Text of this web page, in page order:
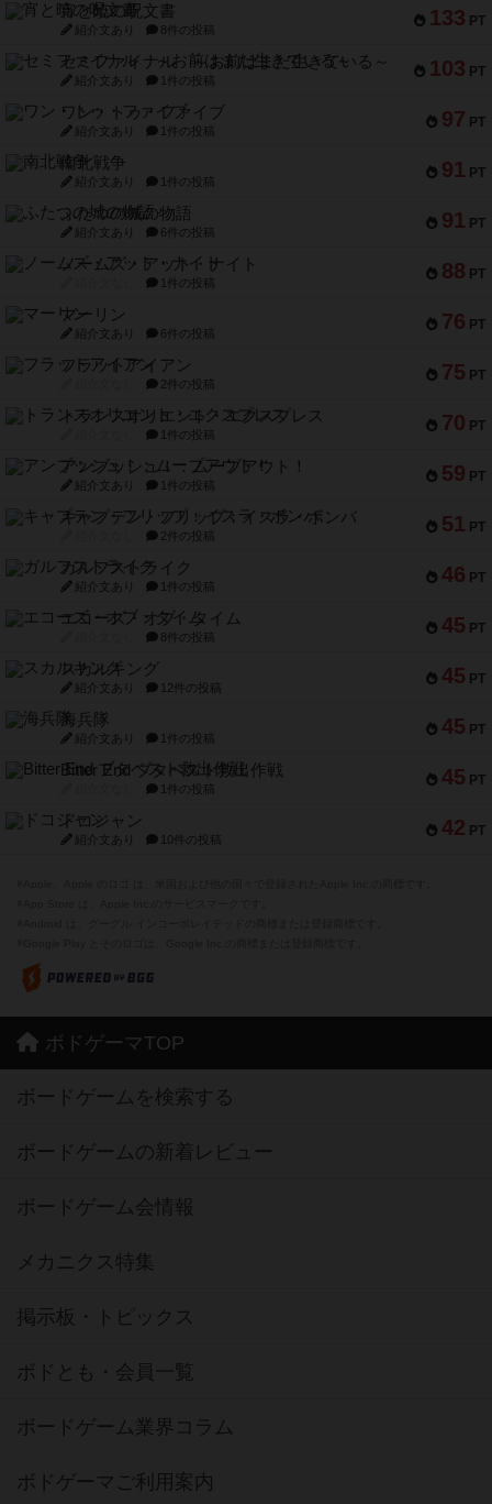
133 PT
宵と暁の呪文書
紹介文あり 8件の投稿
103 PT
セミファイナル ～お前はまだ生きている～
紹介文あり 1件の投稿
97 PT
ワン・トゥ・ファイブ
紹介文あり 1件の投稿
91 PT
南北戦争
紹介文あり 1件の投稿
91 PT
ふたつの城の物語
紹介文あり 6件の投稿
88 PT
ノームズ・アット・ナイト
1件の投稿
76 PT
マーリン
紹介文あり 6件の投稿
75 PT
フラットアイアン
2件の投稿
70 PT
トランスオリエント・エクスプレス
1件の投稿
59 PT
アンブッシュ！：ムーブアウト！
紹介文あり 1件の投稿
51 PT
キャプテン・フリップ：イスラ・ボンバ
2件の投稿
46 PT
ガルフストライク
紹介文あり 1件の投稿
45 PT
エコーズ・オブ・タイム
8件の投稿
45 PT
スカルキング
紹介文あり 12件の投稿
45 PT
海兵隊
紹介文あり 1件の投稿
45 PT
Bitter End ブタペスト救出作戦
1件の投稿
42 PT
ドコジャン
紹介文あり 10件の投稿
ボドゲーマTOP
ボードゲームを検索する
ボードゲームの新着レビュー
ボードゲーム会情報
メカニクス特集
掲示板・トピックス
ボドとも・会員一覧
ボードゲーム業界コラム
ボドゲーマご利用案内